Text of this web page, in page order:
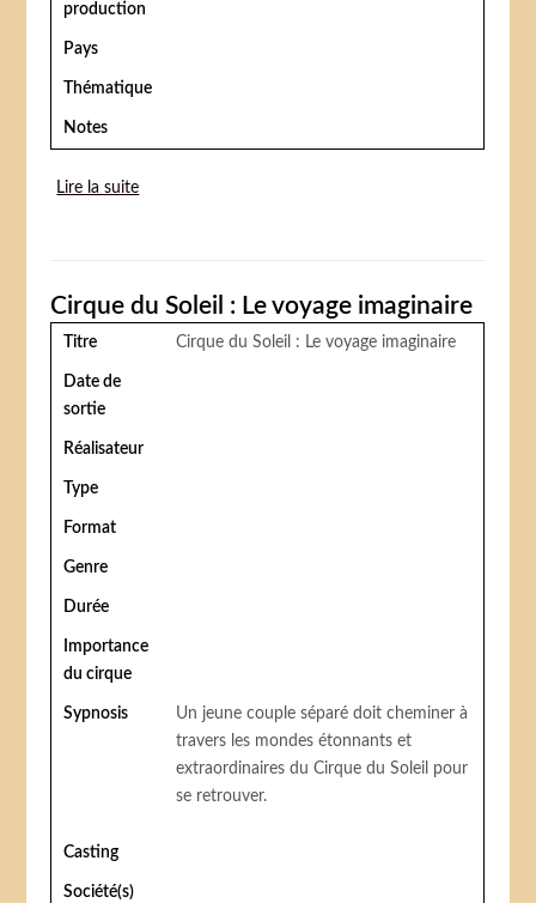
production
Pays
Thématique
Notes
Lire la suite
Cirque du Soleil : Le voyage imaginaire
Titre Cirque du Soleil : Le voyage imaginaire
Date de
sortie
Réalisateur
Type
Format
Genre
Durée
Importance
du cirque
Sypnosis
Un jeune couple séparé doit cheminer à
travers les mondes étonnants et
extraordinaires du Cirque du Soleil pour
se retrouver.
Casting
Société(s)